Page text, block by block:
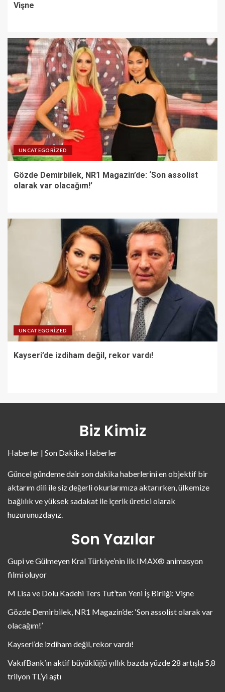
Vişne
UNCATEGORIZED
Gözde Demirbilek, NR1 Magazin’de: ‘Son assolist
olarak var olacağım!’
UNCATEGORIZED
Kayseri’de izdiham değil, rekor vardı!
Biz Kimiz
Haberler | Son Dakika Haberler
Güncel gündeme dair son dakika haberlerini en objektif bir
aktarım dili ile siz değerli okurlarımıza aktarırken, ülkemize
bağlılık ve yüksek sadakat ile içerik üretici olarak
huzurunuzdayız.
Son Yazılar
Gupi ve Gülmeyen Kral Türkiye’nin ilk IMAX® animasyon
filmi oluyor
M Lisa ve Dolu Kadehi Ters Tut’tan Yeni İş Birliği: Vişne
Gözde Demirbilek, NR1 Magazin’de: ‘Son assolist olarak var
olacağım!’
Kayseri’de izdiham değil, rekor vardı!
VakıfBank’ın aktif büyüklüğü yıllık bazda yüzde 28 artışla 5,8
trilyon TL’yi aştı